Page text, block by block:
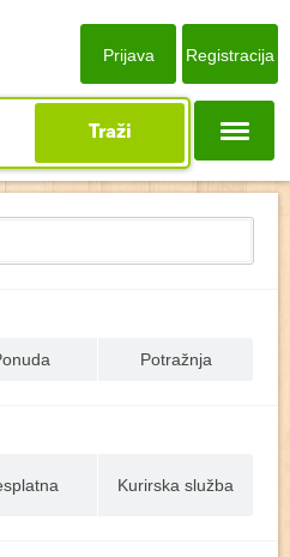
Traži
Prijava Registracija
Potražnja
Kurirska služba